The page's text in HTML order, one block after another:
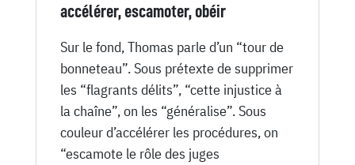
accélérer, escamoter, obéir
Sur le fond, Thomas parle d’un “tour de
bonneteau”. Sous prétexte de supprimer
les “flagrants délits”, “cette injustice à
la chaîne”, on les “généralise”. Sous
couleur d’accélérer les procédures, on
“escamote le rôle des juges